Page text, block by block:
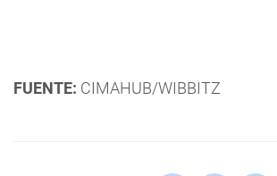
FUENTE: CIMAHUB/WIBBITZ